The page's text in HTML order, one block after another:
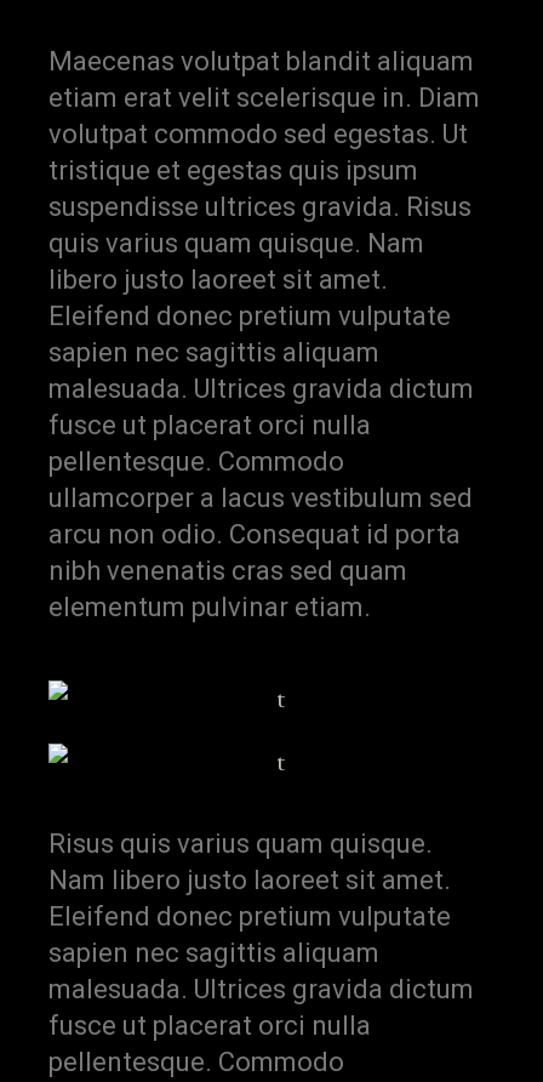
Maecenas volutpat blandit aliquam
etiam erat velit scelerisque in. Diam
volutpat commodo sed egestas. Ut
tristique et egestas quis ipsum
suspendisse ultrices gravida. Risus
quis varius quam quisque. Nam
libero justo laoreet sit amet.
Eleifend donec pretium vulputate
sapien nec sagittis aliquam
malesuada. Ultrices gravida dictum
fusce ut placerat orci nulla
pellentesque. Commodo
ullamcorper a lacus vestibulum sed
arcu non odio. Consequat id porta
nibh venenatis cras sed quam
elementum pulvinar etiam.
Risus quis varius quam quisque.
Nam libero justo laoreet sit amet.
Eleifend donec pretium vulputate
sapien nec sagittis aliquam
malesuada. Ultrices gravida dictum
fusce ut placerat orci nulla
pellentesque. Commodo